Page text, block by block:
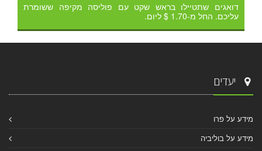
דואגים שתטיילו בראש שקט עם פוליסה מקיפה ששומרת
עליכם. החל מ-1.70 $ ליום.
יעדים
מידע על פרו
מידע על בוליביה